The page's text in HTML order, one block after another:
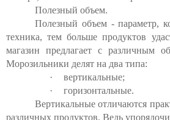
Полезный объем.
Полезный объем - параметр,
техника, тем больше продуктов
магазин предлагает с различным
Морозильники делят на два типа:
·
вертикальные;
·
горизонтальные.
Вертикальные отличаются
различных продуктов. Ведь